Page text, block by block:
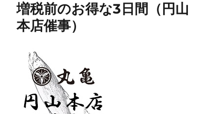
増税前のお得な3日間（円山
本店催事）